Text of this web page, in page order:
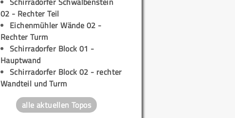
02 - Rechter Teil
Eichenmühler Wände 02 -
Rechter Turm
Schirradorfer Block 01 -
Hauptwand
Schirradorfer Block 02 - rechter
Wandteil und Turm
alle aktuellen Topos